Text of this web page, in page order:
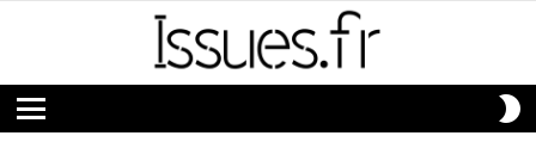
Menu